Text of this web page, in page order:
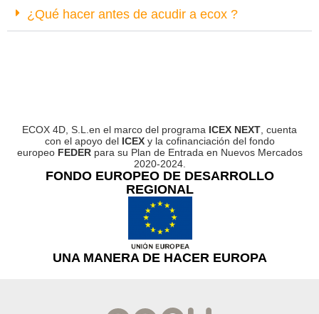
¿Qué hacer antes de acudir a ecox ?
ECOX 4D, S.L.en el marco del programa ICEX NEXT, cuenta
con el apoyo del ICEXy la cofinanciación del fondo
europeo FEDERpara su Plan de Entrada en Nuevos Mercados
2020-2024.
FONDO EUROPEO DE DESARROLLO
REGIONAL
UNA MANERA DE HACER EUROPA